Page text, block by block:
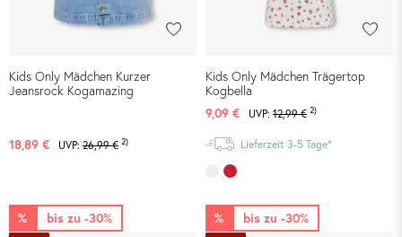
Kids Only Mädchen Kurzer
Jeansrock Kogamazing
18,89 € UVP: 26,99 € 2)
Kids Only Mädchen Trägertop
Kogbella
9,09 €
UVP: 12,99 € 2)
Lieferzeit 3-5 Tage*
bis zu -30%
%
bis zu -30%
%